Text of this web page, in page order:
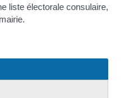
liste électorale consulaire,